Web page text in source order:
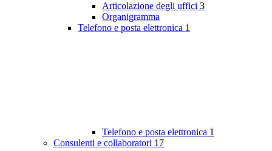
Articolazione degli uffici 3
Organigramma
Telefono e posta elettronica 1
Telefono e posta elettronica 1
Consulenti e collaboratori 17